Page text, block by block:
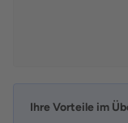
Ihre Vorteile im